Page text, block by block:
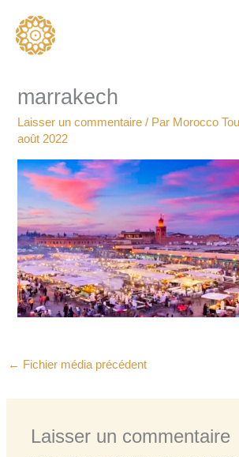
contenu
marrakech
Laisser un commentaire / Par Morocco
août 2022
← Fichier média précédent
Laisser un commentaire